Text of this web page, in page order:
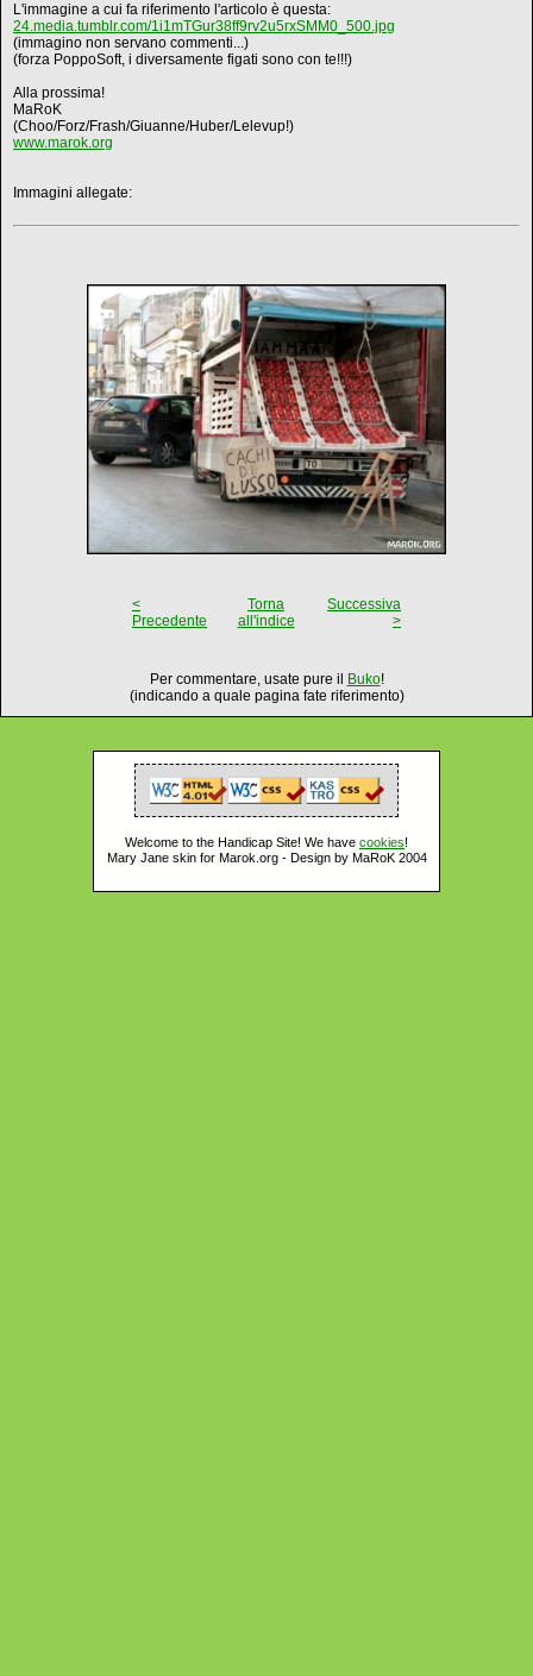
L'immagine a cui fa riferimento l'articolo è questa:
24.media.tumblr.com/1i1mTGur38ff9rv2u5rxSMM0_500.jpg
(immagino non servano commenti...)
(forza PoppoSoft, i diversamente figati sono con te!!!)
Alla prossima!
MaRoK
(Choo/Forz/Frash/Giuanne/Huber/Lelevup!)
www.marok.org
Immagini allegate:
<
Precedente
Torna
all'indice
Successiva
>
Per commentare, usate pure il Buko!
(indicando a quale pagina fate riferimento)
Welcome to the Handicap Site! We have cookies!
Mary Jane skin for Marok.org - Design by MaRoK 2004